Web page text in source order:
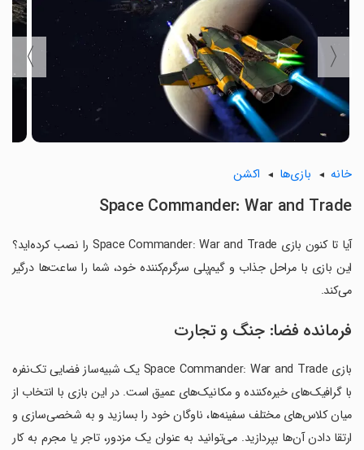
〈
〉
خانه بازی‌ها اکشن
Space Commander: War and Trade
آیا تا کنون بازی Space Commander: War and Trade را نصب کرده‌اید؟
این بازی با مراحل جذاب و گیم‌پلی سرگرم‌کننده خود، شما را ساعت‌ها درگیر
می‌کند.
فرمانده فضا: جنگ و تجارت
بازی Space Commander: War and Trade یک شبیه‌ساز فضایی تک‌نفره
با گرافیک‌های خیره‌کننده و مکانیک‌های عمیق است. در این بازی با انتخاب از
میان کلاس‌های مختلف سفینه‌ها، ناوگان خود را بسازید و به شخصی‌سازی و
ارتقا دادن آن‌ها بپردازید. می‌توانید به عنوان یک مزدور، تاجر یا مجرم به کار